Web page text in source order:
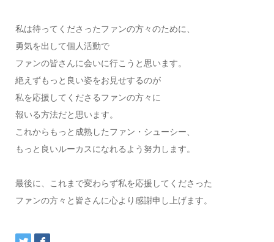
私は待ってくださったファンの方々のために、
勇気を出して個人活動で
ファンの皆さんに会いに行こうと思います。
絶えずもっと良い姿をお見せするのが
私を応援してくださるファンの方々に
報いる方法だと思います。
これからもっと成熟したファン・シューシー、
もっと良いルーカスになれるよう努力します。
最後に、これまで変わらず私を応援してくださった
ファンの方々と皆さんに心より感謝申し上げます。